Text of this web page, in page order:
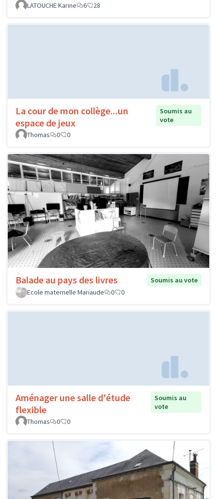
LATOUCHE Karine
6 28
La cour de mon collège...un
espace de jeux
Soumis au
vote
Thomas
0 0
Balade au pays des livres
Soumis au vote
Ecole maternelle Mariaude
0 0
Aménager une salle d'étude
flexible
Soumis au
vote
Thomas
0 0